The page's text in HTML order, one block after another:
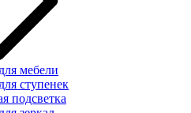
мебели
ступенек
подсветка